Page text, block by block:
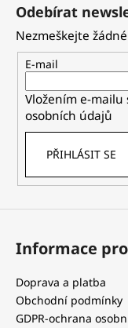
Odebírat
Nezmeškejte
E-mail
Vložením e-mailu
osobních údajů
PŘIHLÁSIT SE
Informace
Doprava a platba
Obchodní podmínky
GDPR-ochrana